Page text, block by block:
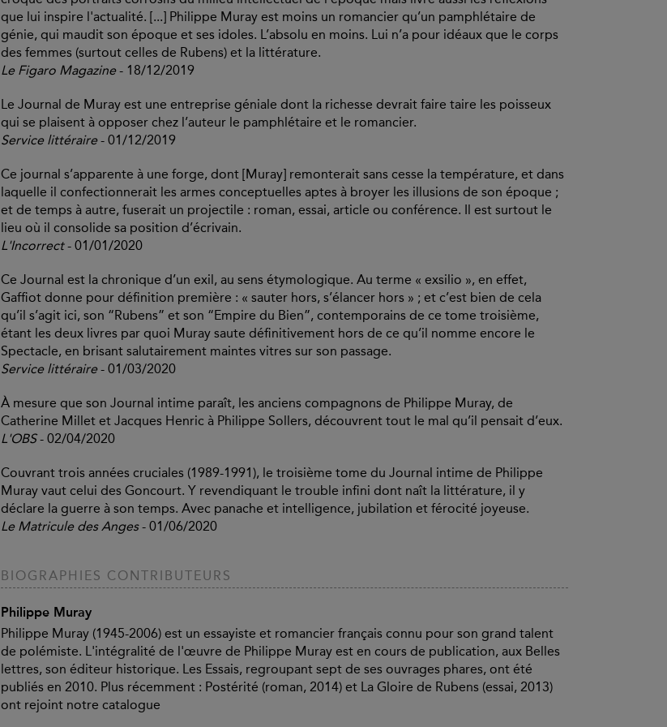
que lui inspire l'actualité. [...] Philippe Muray est moins un romancier qu’un pamphlétaire de
génie, qui maudit son époque et ses idoles. L’absolu en moins. Lui n’a pour idéaux que le corps
des femmes (surtout celles de Rubens) et la littérature.
Le Figaro Magazine- 18/12/2019
Le Journal de Muray est une entreprise géniale dont la richesse devrait faire taire les poisseux
qui se plaisent à opposer chez l’auteur le pamphlétaire et le romancier.
Service littéraire- 01/12/2019
Ce journal s’apparente à une forge, dont [Muray] remonterait sans cesse la température, et dans
laquelle il confectionnerait les armes conceptuelles aptes à broyer les illusions de son époque ;
et de temps à autre, fuserait un projectile : roman, essai, article ou conférence. Il est surtout le
lieu où il consolide sa position d’écrivain.
L'Incorrect- 01/01/2020
Ce Journal est la chronique d’un exil, au sens étymologique. Au terme « exsilio », en effet,
Gaffiot donne pour définition première : « sauter hors, s’élancer hors » ; et c’est bien de cela
qu’il s’agit ici, son “Rubens” et son “Empire du Bien”, contemporains de ce tome troisième,
étant les deux livres par quoi Muray saute définitivement hors de ce qu’il nomme encore le
Spectacle, en brisant salutairement maintes vitres sur son passage.
Service littéraire- 01/03/2020
À mesure que son Journal intime paraît, les anciens compagnons de Philippe Muray, de
Catherine Millet et Jacques Henric à Philippe Sollers, découvrent tout le mal qu’il pensait d’eux.
L'OBS- 02/04/2020
Couvrant trois années cruciales (1989-1991), le troisième tome du Journal intime de Philippe
Muray vaut celui des Goncourt. Y revendiquant le trouble infini dont naît la littérature, il y
déclare la guerre à son temps. Avec panache et intelligence, jubilation et férocité joyeuse.
Le Matricule des Anges- 01/06/2020
BIOGRAPHIES CONTRIBUTEURS
Philippe Muray
Philippe Muray (1945-2006) est un essayiste et romancier français connu pour son grand talent
de polémiste. L'intégralité de l'œuvre de Philippe Muray est en cours de publication, aux Belles
lettres, son éditeur historique. Les Essais, regroupant sept de ses ouvrages phares, ont été
publiés en 2010. Plus récemment : Postérité (roman, 2014) et La Gloire de Rubens (essai, 2013)
ont rejoint notre catalogue